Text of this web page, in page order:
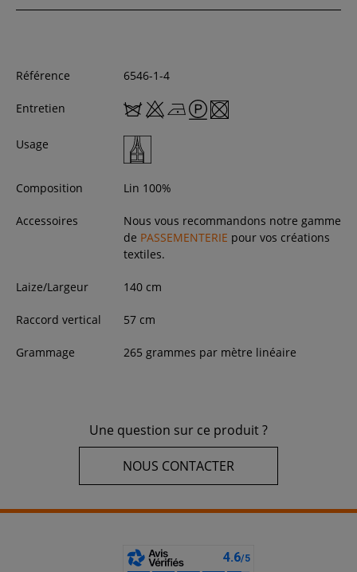
Référence 6546-1-4
Entretien
Usage
Composition Lin 100%
Accessoires
Nous vous recommandons notre gamme
de PASSEMENTERIE pour vos créations
textiles.
Laize/Largeur 140 cm
Raccord vertical 57 cm
Grammage 265 grammes par mètre linéaire
Une question sur ce produit ?
NOUS CONTACTER